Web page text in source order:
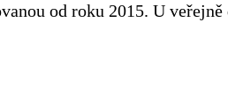
od roku 2015. U